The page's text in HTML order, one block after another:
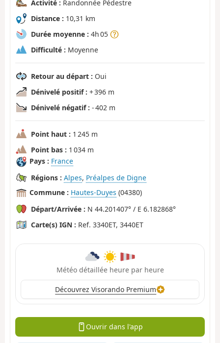
Activité : Randonnée Pédestre
Distance : 10,31 km
Durée moyenne : 4h 05
Difficulté : Moyenne
Retour au départ : Oui
Dénivelé positif : + 396 m
Dénivelé négatif : - 402 m
Point haut : 1 245 m
Point bas : 1 034 m
Pays : France
Régions : Alpes, Préalpes de Digne
Commune : Hautes-Duyes (04380)
Départ/Arrivée : N 44.201407° / E 6.182868°
Carte(s) IGN : Ref. 3340ET, 3440ET
Météo détaillée heure par heure
Découvrez Visorando Premium
Ouvrir dans l'app